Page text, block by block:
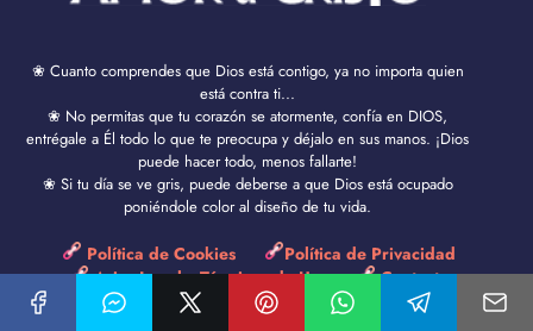
❀ Cuanto comprendes que Dios está contigo, ya no importa quien
está contra ti...
❀ No permitas que tu corazón se atormente, confía en DIOS,
entrégale a Él todo lo que te preocupa y déjalo en sus manos. ¡Dios
puede hacer todo, menos fallarte!
❀ Si tu día se ve gris, puede deberse a que Dios está ocupado
poniéndole color al diseño de tu vida.
Política de Cookies
Política de Privacidad
Aviso Legal y Términos de Uso
Contacto